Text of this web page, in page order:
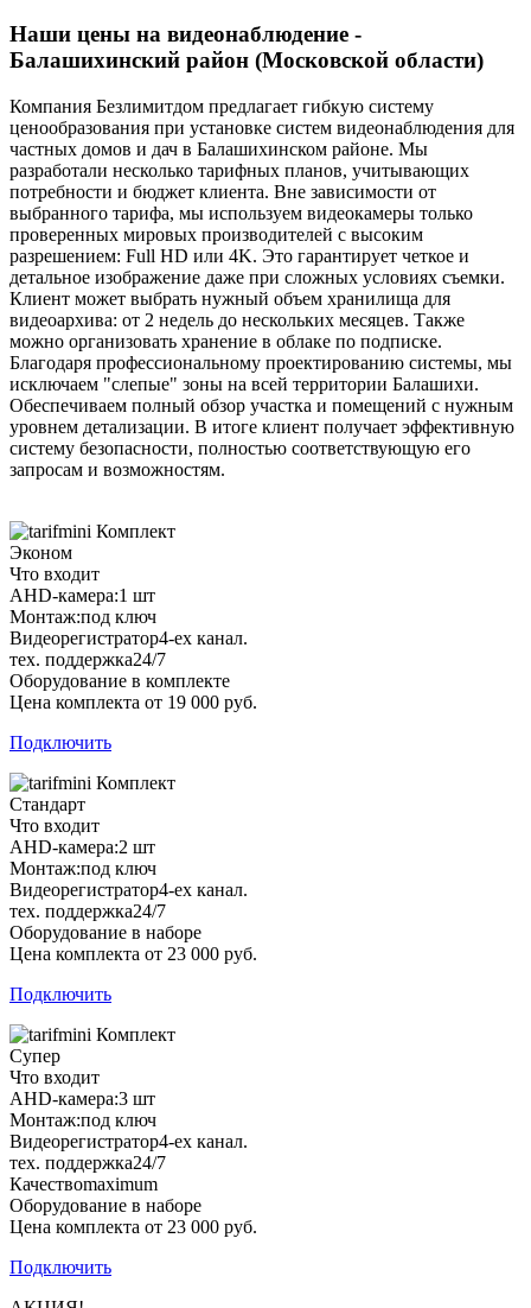
Наши цены на видеонаблюдение -
Балашихинский район (Московской области)
Компания Безлимитдом предлагает гибкую систему
ценообразования при установке систем видеонаблюдения для
частных домов и дач в Балашихинском районе. Мы
разработали несколько тарифных планов, учитывающих
потребности и бюджет клиента. Вне зависимости от
выбранного тарифа, мы используем видеокамеры только
проверенных мировых производителей с высоким
разрешением: Full HD или 4K. Это гарантирует четкое и
детальное изображение даже при сложных условиях съемки.
Клиент может выбрать нужный объем хранилища для
видеоархива: от 2 недель до нескольких месяцев. Также
можно организовать хранение в облаке по подписке.
Благодаря профессиональному проектированию системы, мы
исключаем "слепые" зоны на всей территории Балашихи.
Обеспечиваем полный обзор участка и помещений с нужным
уровнем детализации. В итоге клиент получает эффективную
систему безопасности, полностью соответствующую его
запросам и возможностям.
Комплект
Эконом
Что входит
AHD-камера:1 шт
Монтаж:под ключ
Видеорегистратор4-ех канал.
тех. поддержка24/7
Оборудование в комплекте
Цена комплекта от 19 000 руб.
Подключить
Комплект
Стандарт
Что входит
AHD-камера:2 шт
Монтаж:под ключ
Видеорегистратор4-ех канал.
тех. поддержка24/7
Оборудование в наборе
Цена комплекта от 23 000 руб.
Подключить
Комплект
Супер
Что входит
AHD-камера:3 шт
Монтаж:под ключ
Видеорегистратор4-ех канал.
тех. поддержка24/7
Качествоmaximum
Оборудование в наборе
Цена комплекта от 23 000 руб.
Подключить